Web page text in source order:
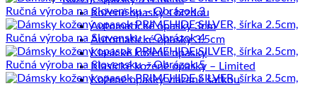
Kožené opasky s brzdou
Automatické opasky 3cm
Automatické opasky 3.5cm
Klasické kožené opasky
Klasické kožené opasky – Limited
Kožené opasky viazané šatkou